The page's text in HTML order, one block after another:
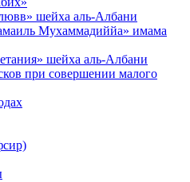
шейха аль-Албани
Мухаммадиййа» имама
шейха аль-Албани
при совершении малого